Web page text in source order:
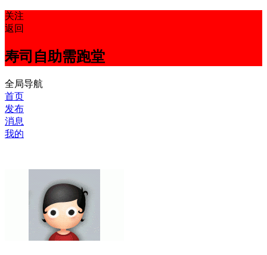
关注
返回
寿司自助需跑堂
全局导航
首页
发布
消息
我的